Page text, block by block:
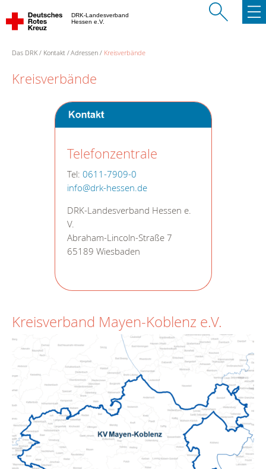
DRK-Landesverband
Hessen e.V.
Das DRK Kontakt Adressen Kreisverbände
Kreisverbände
Telefonzentrale
Tel: 0611-7909-0
info@drk-hessen.de
DRK-Landesverband Hessen e.
V.
Abraham-Lincoln-Straße 7
65189 Wiesbaden
Kreisverband Mayen-Koblenz e.V.